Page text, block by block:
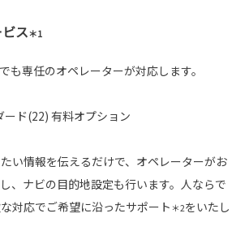
ス＊1
も専任のオペレーターが対応します。
ド(22) 有料オプション
い情報を伝えるだけで、オペレーターがお
、ナビの目的地設定も行います。人ならで
対応でご希望に沿ったサポート ＊2をいたし